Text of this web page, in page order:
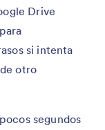
Drive
si intenta
otro
segundos